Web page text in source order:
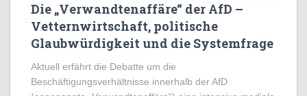
Die „Verwandtenaffäre“ der AfD –
Vetternwirtschaft, politische
Glaubwürdigkeit und die Systemfrage
Aktuell erfährt die Debatte um die
Beschäftigungsverhältnisse innerhalb der AfD